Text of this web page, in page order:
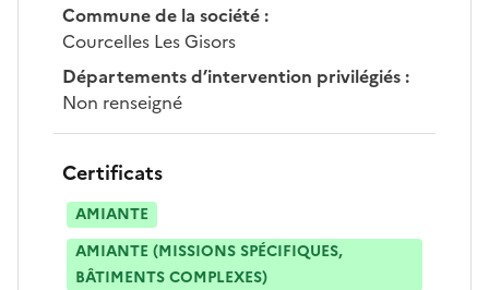
Commune de la société:
Courcelles Les Gisors
Départements d’intervention privilégiés:
Non renseigné
Certificats
AMIANTE
AMIANTE (MISSIONS SPÉCIFIQUES,
BÂTIMENTS COMPLEXES)